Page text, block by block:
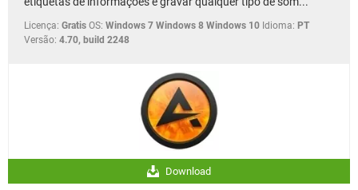
Licença: Gratis OS: Windows 7 Windows 8 Windows 10 Idioma: PT
Versão: 4.70, build 2248
Download